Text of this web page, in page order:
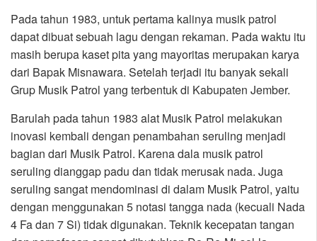
Pada tahun 1983, untuk pertama kalinya musik patrol
dapat dibuat sebuah lagu dengan rekaman. Pada waktu itu
masih berupa kaset pita yang mayoritas merupakan karya
dari Bapak Misnawara. Setelah terjadi itu banyak sekali
Grup Musik Patrol yang terbentuk di Kabupaten Jember.
Barulah pada tahun 1983 alat Musik Patrol melakukan
inovasi kembali dengan penambahan seruling menjadi
bagian dari Musik Patrol. Karena dala musik patrol
seruling dianggap padu dan tidak merusak nada. Juga
seruling sangat mendominasi di dalam Musik Patrol, yaitu
dengan menggunakan 5 notasi tangga nada (kecuali Nada
4 Fa dan 7 Si) tidak digunakan. Teknik kecepatan tangan